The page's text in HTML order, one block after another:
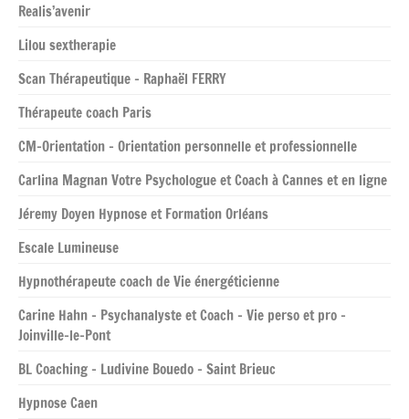
Realis’avenir
Lilou sextherapie
Scan Thérapeutique – Raphaël FERRY
Thérapeute coach Paris
CM-Orientation – Orientation personnelle et professionnelle
Carlina Magnan Votre Psychologue et Coach à Cannes et en ligne
Jéremy Doyen Hypnose et Formation Orléans
Escale Lumineuse
Hypnothérapeute coach de Vie énergéticienne
Carine Hahn – Psychanalyste et Coach – Vie perso et pro –
Joinville-le-Pont
BL Coaching – Ludivine Bouedo – Saint Brieuc
Hypnose Caen